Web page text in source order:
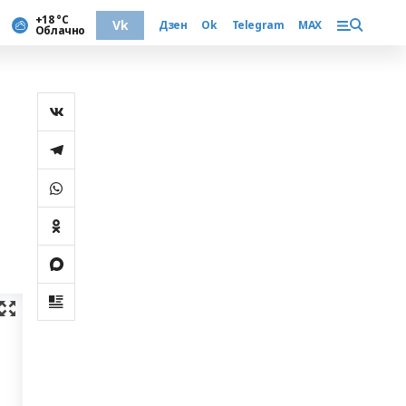
+18 °С
Облачно Vk Дзен Ok Telegram MAX